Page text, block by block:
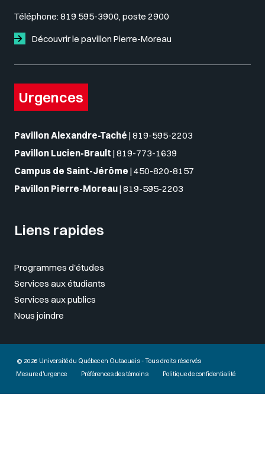
Téléphone: 819 595-3900, poste 2900
Découvrir le pavillon Pierre-Moreau
Urgences
Pavillon Alexandre-Taché | 819-595-2203
Pavillon Lucien-Brault | 819-773-1639
Campus de Saint-Jérôme | 450-820-8157
Pavillon Pierre-Moreau| 819-595-2203
Liens rapides
Programmes d'études
Services aux étudiants
Services aux publics
Nous joindre
© 2026 Université du Québec en Outaouais - Tous droits réservés
Mesure d'urgence
Préférences des témoins Politique de confidentialité